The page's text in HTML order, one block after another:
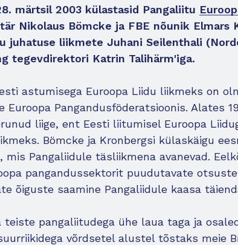
märtsil 2003 külastasid Pangaliitu
Nikolaus Bömcke ja FBE nõunik Elmars
juhatuse liikmete Juhani Seilenthali
tegevdirektori Katrin Talihärm'iga.
astumisega Euroopa Liidu liikmeks on
Euroopa Pangandusföderatsioonis. Alates
liige, ent Eesti liitumisel Euroopa
Bömcke ja Kronbergsi külaskäigu
mis Pangaliidule täsliikmena avanevad.
pangandussektorit puudutavate
õiguste saamine Pangaliidule kaasa
teiste pangaliitudega ühe laua taga ja
võrdsetel alustel tõstaks meie